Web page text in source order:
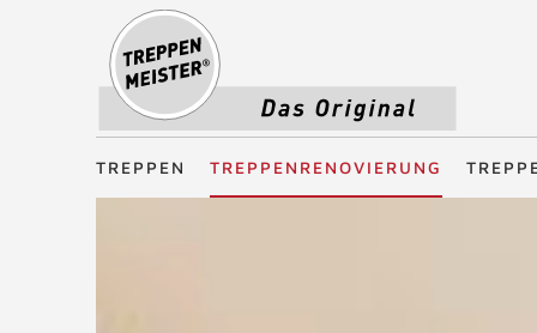
Treppenmeister - Das Original
TREPPEN TREPPENRENOVIERUNG